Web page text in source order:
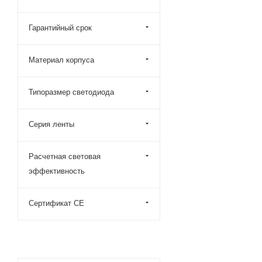
Гарантийный срок
Материал корпуса
Типоразмер светодиода
Серия ленты
Расчетная световая
эффективность
Сертификат CE